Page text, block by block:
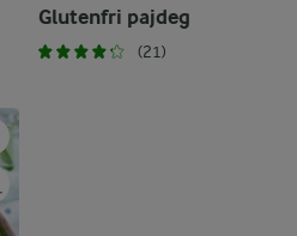
Glutenfri pajdeg
(21)